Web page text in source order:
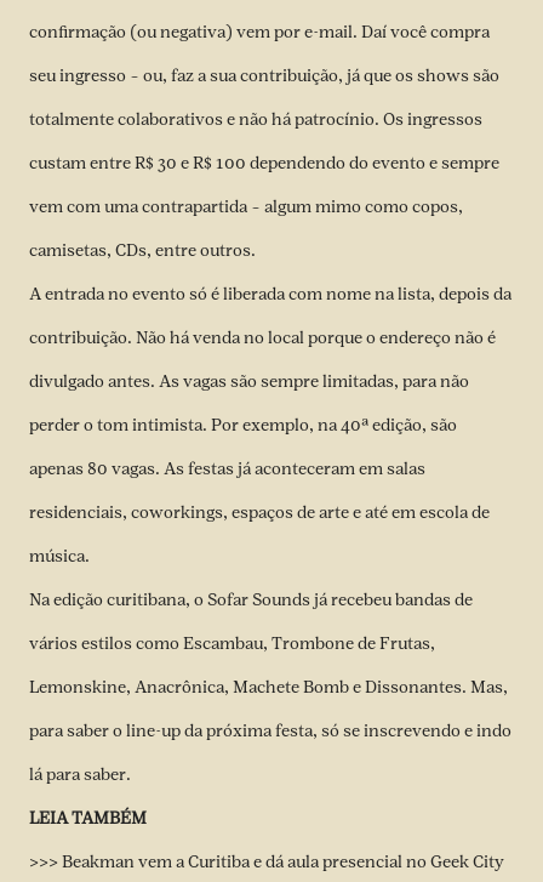
confirmação (ou negativa) vem por e-mail. Daí você compra
seu ingresso – ou, faz a sua contribuição, já que os shows são
totalmente colaborativos e não há patrocínio. Os ingressos
custam entre R$ 30 e R$ 100 dependendo do evento e sempre
vem com uma contrapartida – algum mimo como copos,
camisetas, CDs, entre outros.
A entrada no evento só é liberada com nome na lista, depois da
contribuição. Não há venda no local porque o endereço não é
divulgado antes. As vagas são sempre limitadas, para não
perder o tom intimista. Por exemplo, na 40ª edição, são
apenas 80 vagas. As festas já aconteceram em salas
residenciais, coworkings, espaços de arte e até em escola de
música.
Na edição curitibana, o Sofar Sounds já recebeu bandas de
vários estilos como Escambau, Trombone de Frutas,
Lemonskine, Anacrônica, Machete Bomb e Dissonantes. Mas,
para saber o line-up da próxima festa, só se inscrevendo e indo
lá para saber.
LEIA TAMBÉM
>>> Beakman vem a Curitiba e dá aula presencial no Geek City